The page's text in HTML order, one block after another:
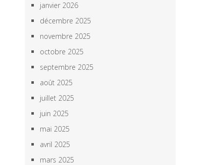
janvier 2026
décembre 2025
novembre 2025
octobre 2025
septembre 2025
août 2025
juillet 2025
juin 2025
mai 2025
avril 2025
mars 2025